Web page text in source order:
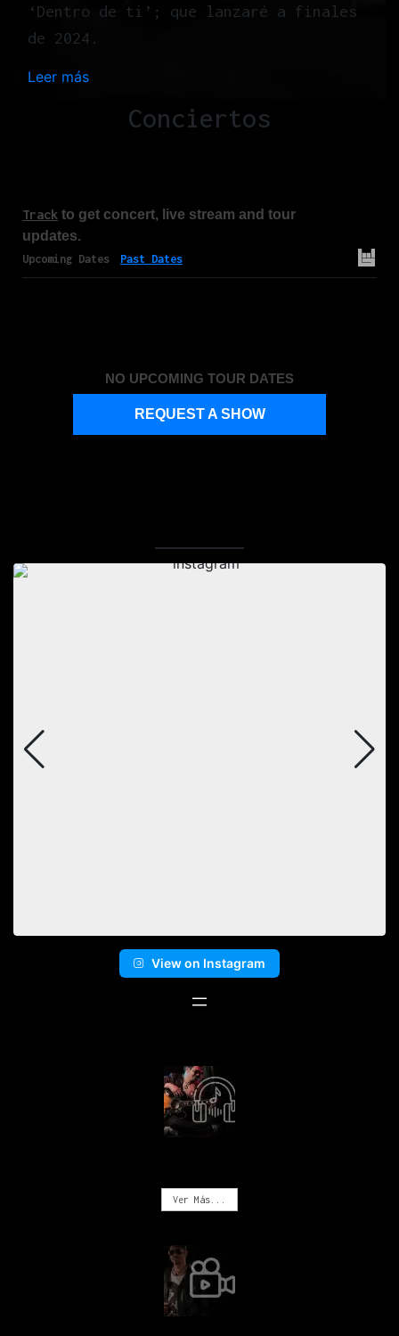
‘Dentro de ti’; que lanzaré a finales
de 2024.
Leer más:
Conciertos
Track to get concert, live stream and tour
updates.
Upcoming Dates Past Dates
NO UPCOMING TOUR DATES
REQUEST A SHOW
View on Instagram
Ver Más...